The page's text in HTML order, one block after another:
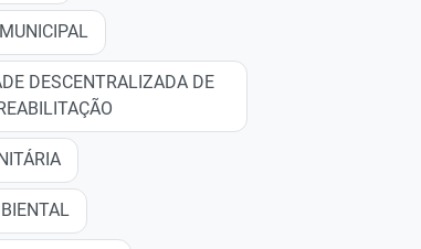
DESCENTRALIZADA DE